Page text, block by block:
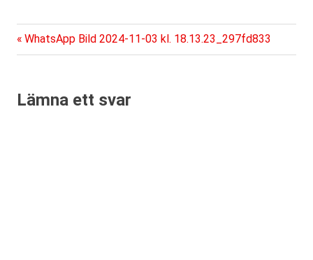
Inläggsnavigering
Föregående
inlägg:
WhatsApp Bild 2024-11-03 kl. 18.13.23_297fd833
Lämna ett svar